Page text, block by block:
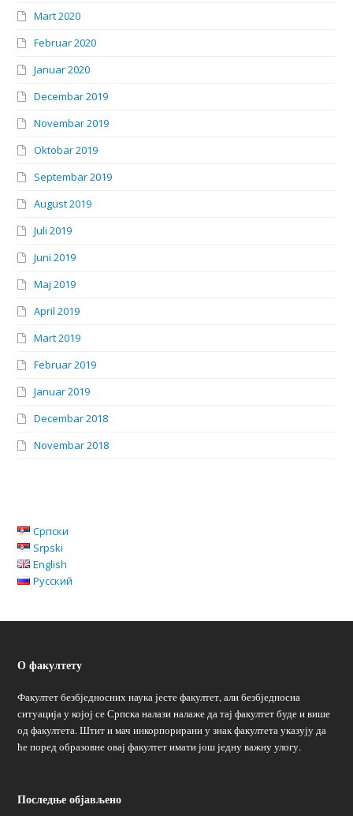
Mart 2020
Februar 2020
Januar 2020
Decembar 2019
Novembar 2019
Oktobar 2019
Septembar 2019
August 2019
Juli 2019
Juni 2019
Maj 2019
April 2019
Mart 2019
Februar 2019
Januar 2019
Decembar 2018
Novembar 2018
Српски
Srpski
English
Русский
О факултету
Факултет безбједносних наука јесте факултет, али безбједносна
ситуација у којој се Српска налази налаже да тај факултет буде и више
од факултета. Штит и мач инкорпорирани у знак факултета указују да
ће поред образовне овај факултет имати још једну важну улогу.
Последње објављено